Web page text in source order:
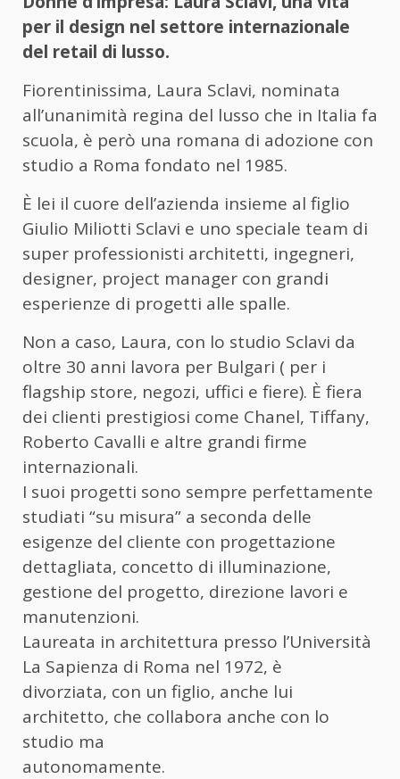
per il design nel settore internazionale
del retail di lusso.
Fiorentinissima, Laura Sclavi, nominata
all’unanimità regina del lusso che in Italia fa
scuola, è però una romana di adozione con
studio a Roma fondato nel 1985.
È lei il cuore dell’azienda insieme al figlio
Giulio Miliotti Sclavi e uno speciale team di
super professionisti architetti, ingegneri,
designer, project manager con grandi
esperienze di progetti alle spalle.
Non a caso, Laura, con lo studio Sclavi da
oltre 30 anni lavora per Bulgari ( per i
flagship store, negozi, uffici e fiere). È fiera
dei clienti prestigiosi come Chanel, Tiffany,
Roberto Cavalli e altre grandi firme
internazionali.
I suoi progetti sono sempre perfettamente
studiati “su misura” a seconda delle
esigenze del cliente con progettazione
dettagliata, concetto di illuminazione,
gestione del progetto, direzione lavori e
manutenzioni.
Laureata in architettura presso l’Università
La Sapienza di Roma nel 1972, è
divorziata, con un figlio, anche lui
architetto, che collabora anche con lo
studio ma
autonomamente.